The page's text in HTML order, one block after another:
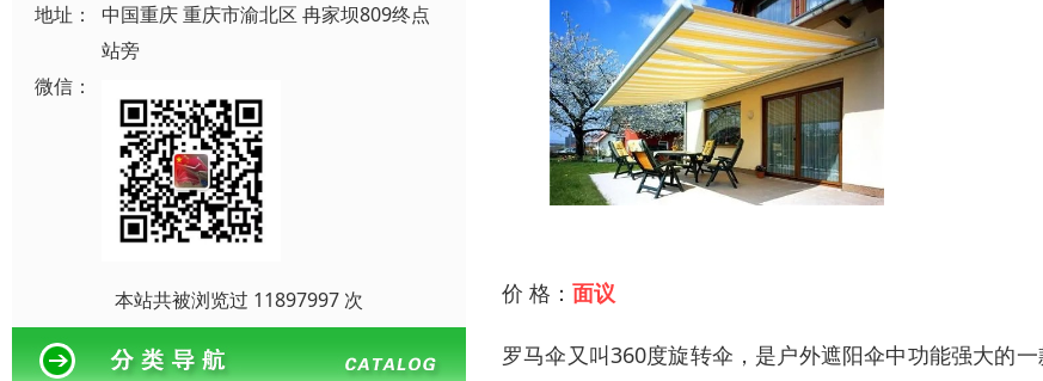
地址：
中国重庆 重庆市渝北区 冉家坝809终点
站旁
微信：
本站共被浏览过 11897997 次 价 格： 面议
罗马伞又叫360度旋转伞，是户外遮阳伞中功能强大的